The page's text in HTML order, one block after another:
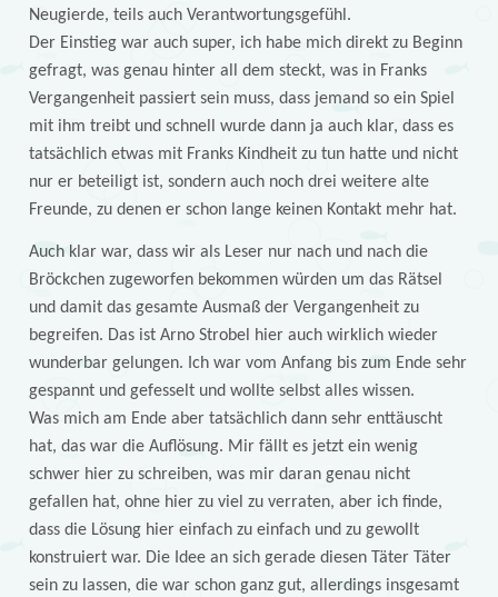
Neugierde, teils auch Verantwortungsgefühl.
Der Einstieg war auch super, ich habe mich direkt zu Beginn
gefragt, was genau hinter all dem steckt, was in Franks
Vergangenheit passiert sein muss, dass jemand so ein Spiel
mit ihm treibt und schnell wurde dann ja auch klar, dass es
tatsächlich etwas mit Franks Kindheit zu tun hatte und nicht
nur er beteiligt ist, sondern auch noch drei weitere alte
Freunde, zu denen er schon lange keinen Kontakt mehr hat.
Auch klar war, dass wir als Leser nur nach und nach die
Bröckchen zugeworfen bekommen würden um das Rätsel
und damit das gesamte Ausmaß der Vergangenheit zu
begreifen. Das ist Arno Strobel hier auch wirklich wieder
wunderbar gelungen. Ich war vom Anfang bis zum Ende sehr
gespannt und gefesselt und wollte selbst alles wissen.
Was mich am Ende aber tatsächlich dann sehr enttäuscht
hat, das war die Auflösung. Mir fällt es jetzt ein wenig
schwer hier zu schreiben, was mir daran genau nicht
gefallen hat, ohne hier zu viel zu verraten, aber ich finde,
dass die Lösung hier einfach zu einfach und zu gewollt
konstruiert war. Die Idee an sich gerade diesen Täter Täter
sein zu lassen, die war schon ganz gut, allerdings insgesamt